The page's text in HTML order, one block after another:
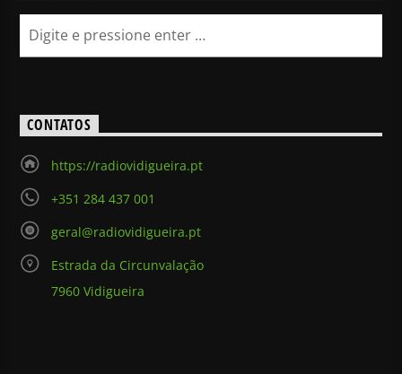
CONTATOS
https://radiovidigueira.pt
+351 284 437 001
geral@radiovidigueira.pt
Estrada da Circunvalação
7960 Vidigueira